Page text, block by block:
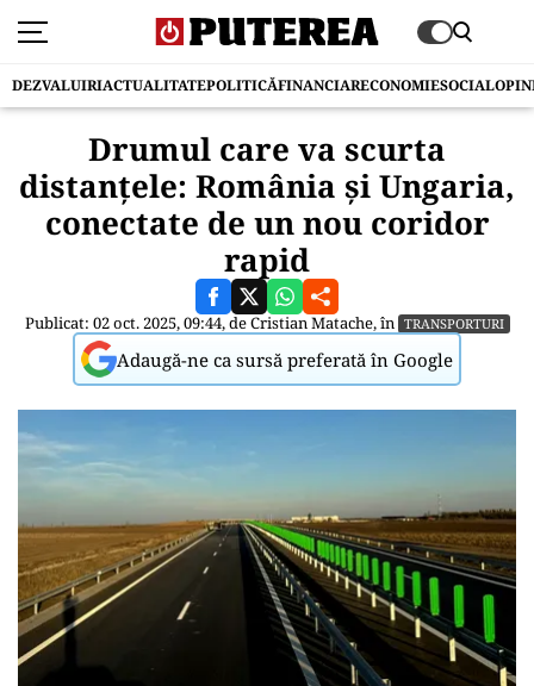
DEZVALUIRIACTUALITATEPOLITICĂFINANCIARECONOMIESOCIAL
Drumul care va scurta
distanțele: România și Ungaria,
conectate de un nou coridor
rapid
Publicat: 02 oct. 2025, 09:44, deCristian Matache, în TRANSPORTURI
Adaugă-ne ca sursă preferată în Google